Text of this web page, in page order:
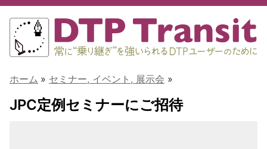
ホーム » セミナー, イベント, 展示会 »
JPC定例セミナーにご招待